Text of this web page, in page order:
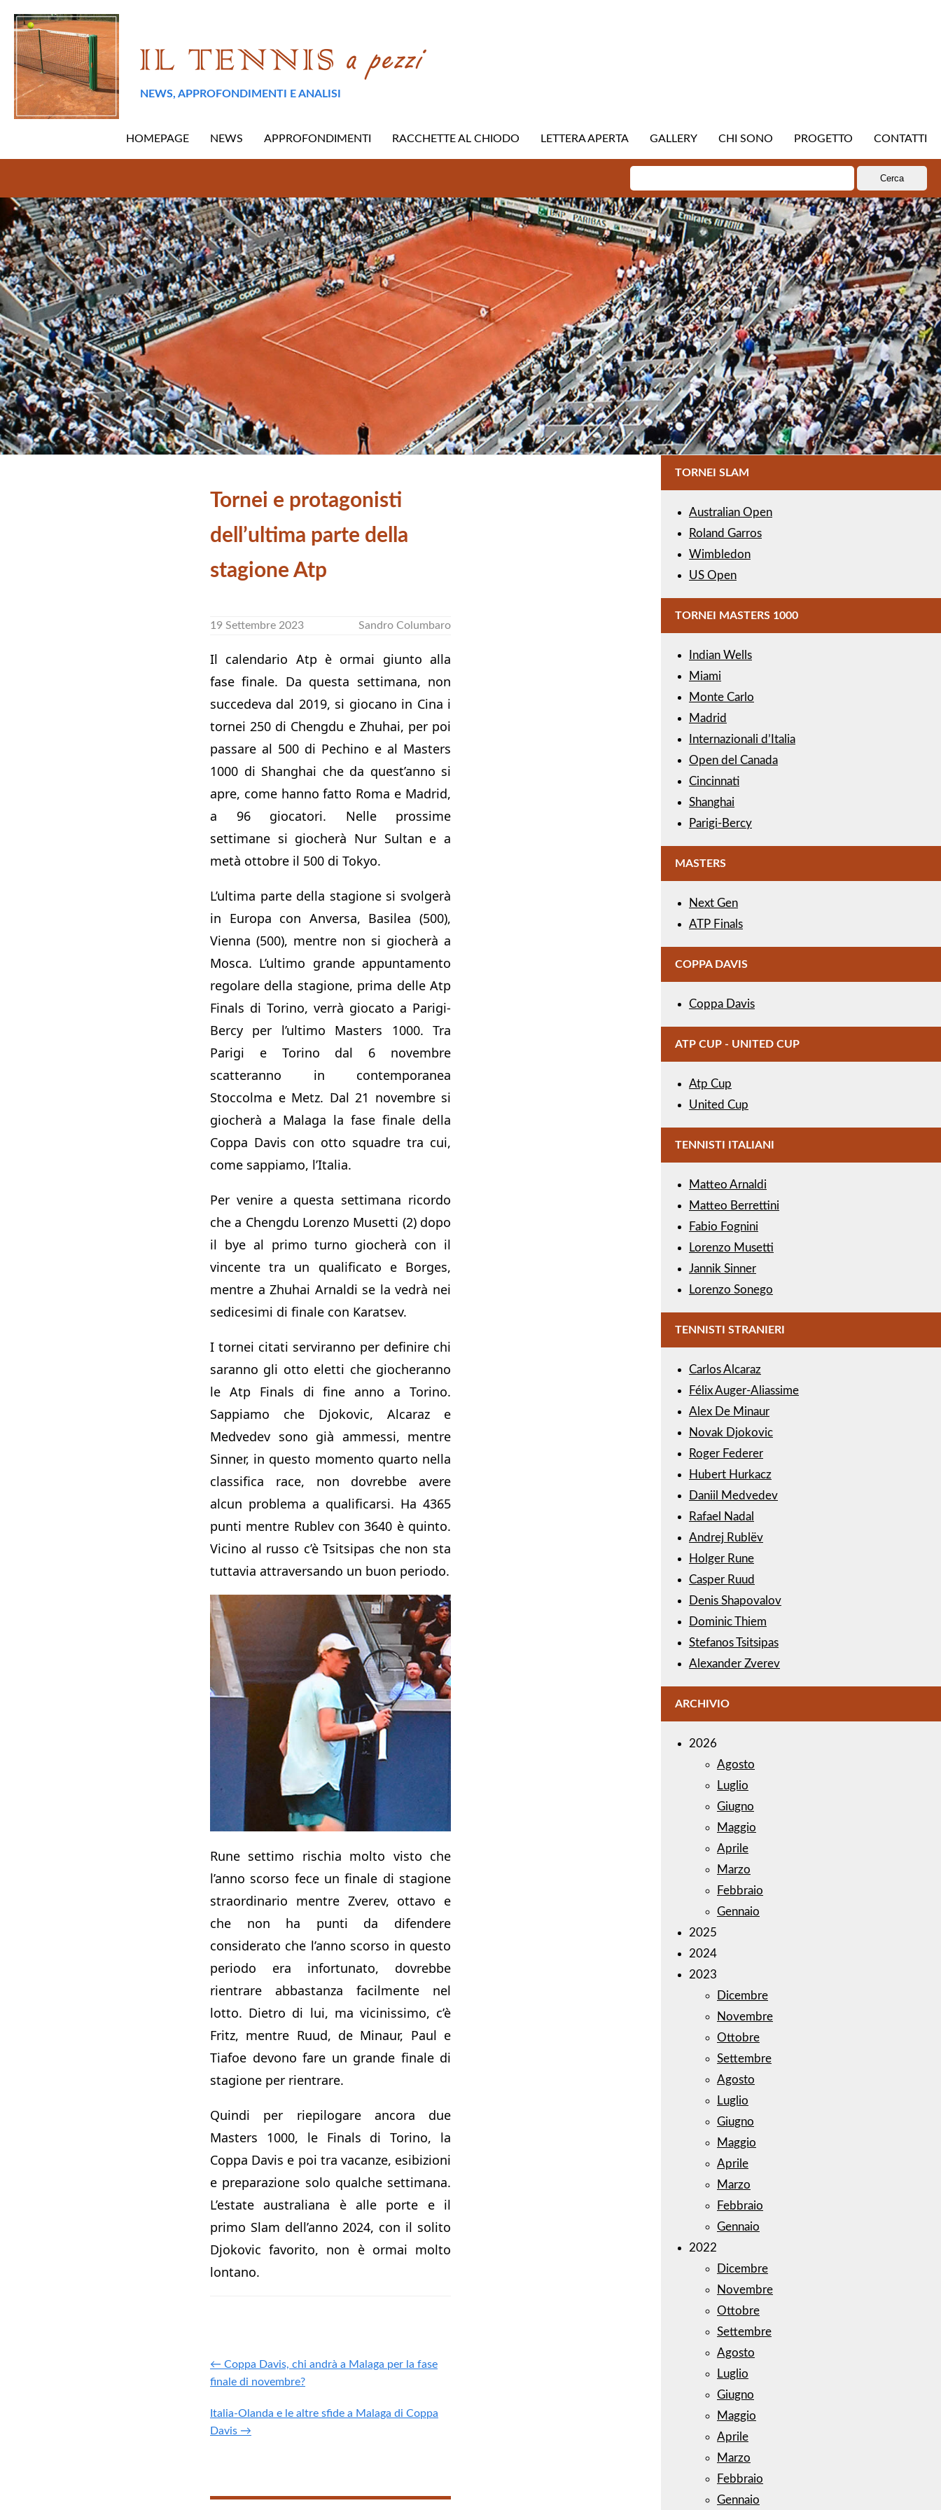
NEWS, APPROFONDIMENTI E ANALISI
HOMEPAGE NEWS APPROFONDIMENTI RACCHETTE AL CHIODO LETTERA APERTA GALLERY CHI SONO PROGETTO CONTATTI
per:
Tornei e protagonisti
dell’ultima parte della
stagione Atp
19 Settembre 2023 Sandro Columbaro
Il calendario Atp è ormai giunto alla
fase finale. Da questa settimana, non
succedeva dal 2019, si giocano in Cina i
tornei 250 di Chengdu e Zhuhai, per poi
passare al 500 di Pechino e al Masters
1000 di Shanghai che da quest’anno si
apre, come hanno fatto Roma e Madrid,
a 96 giocatori. Nelle prossime
settimane si giocherà Nur Sultan e a
metà ottobre il 500 di Tokyo.
L’ultima parte della stagione si svolgerà
in Europa con Anversa, Basilea (500),
Vienna (500), mentre non si giocherà a
Mosca. L’ultimo grande appuntamento
regolare della stagione, prima delle Atp
Finals di Torino, verrà giocato a Parigi-
Bercy per l’ultimo Masters 1000. Tra
Parigi e Torino dal 6 novembre
scatteranno in contemporanea
Stoccolma e Metz. Dal 21 novembre si
giocherà a Malaga la fase finale della
Coppa Davis con otto squadre tra cui,
come sappiamo, l’Italia.
Per venire a questa settimana ricordo
che a Chengdu Lorenzo Musetti (2) dopo
il bye al primo turno giocherà con il
vincente tra un qualificato e Borges,
mentre a Zhuhai Arnaldi se la vedrà nei
sedicesimi di finale con Karatsev.
I tornei citati serviranno per definire chi
saranno gli otto eletti che giocheranno
le Atp Finals di fine anno a Torino.
Sappiamo che Djokovic, Alcaraz e
Medvedev sono già ammessi, mentre
Sinner, in questo momento quarto nella
classifica race, non dovrebbe avere
alcun problema a qualificarsi. Ha 4365
punti mentre Rublev con 3640 è quinto.
Vicino al russo c’è Tsitsipas che non sta
tuttavia attraversando un buon periodo.
Rune settimo rischia molto visto che
l’anno scorso fece un finale di stagione
straordinario mentre Zverev, ottavo e
che non ha punti da difendere
considerato che l’anno scorso in questo
periodo era infortunato, dovrebbe
rientrare abbastanza facilmente nel
lotto. Dietro di lui, ma vicinissimo, c’è
Fritz, mentre Ruud, de Minaur, Paul e
Tiafoe devono fare un grande finale di
stagione per rientrare.
Quindi per riepilogare ancora due
Masters 1000, le Finals di Torino, la
Coppa Davis e poi tra vacanze, esibizioni
e preparazione solo qualche settimana.
L’estate australiana è alle porte e il
primo Slam dell’anno 2024, con il solito
Djokovic favorito, non è ormai molto
lontano.
← Coppa Davis, chi andrà a Malaga per la fase
finale di novembre?
Italia-Olanda e le altre sfide a Malaga di Coppa
Davis →
TORNEI SLAM
Australian Open
Roland Garros
Wimbledon
US Open
TORNEI MASTERS 1000
Indian Wells
Miami
Monte Carlo
Madrid
Internazionali d’Italia
Open del Canada
Cincinnati
Shanghai
Parigi-Bercy
MASTERS
Next Gen
ATP Finals
COPPA DAVIS
Coppa Davis
ATP CUP - UNITED CUP
Atp Cup
United Cup
TENNISTI ITALIANI
Matteo Arnaldi
Matteo Berrettini
Fabio Fognini
Lorenzo Musetti
Jannik Sinner
Lorenzo Sonego
TENNISTI STRANIERI
Carlos Alcaraz
Félix Auger-Aliassime
Alex De Minaur
Novak Djokovic
Roger Federer
Hubert Hurkacz
Daniil Medvedev
Rafael Nadal
Andrej Rublëv
Holger Rune
Casper Ruud
Denis Shapovalov
Dominic Thiem
Stefanos Tsitsipas
Alexander Zverev
ARCHIVIO
2026
Agosto
Luglio
Giugno
Maggio
Aprile
Marzo
Febbraio
Gennaio
2025
2024
2023
Dicembre
Novembre
Ottobre
Settembre
Agosto
Luglio
Giugno
Maggio
Aprile
Marzo
Febbraio
Gennaio
2022
Dicembre
Novembre
Ottobre
Settembre
Agosto
Luglio
Giugno
Maggio
Aprile
Marzo
Febbraio
Gennaio